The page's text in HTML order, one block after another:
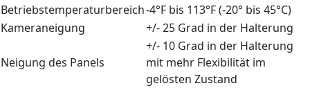
Betriebstemperaturbereich-4°F bis 113°F (-20° bis 45°C)
Kameraneigung
+/- 25 Grad in der Halterung
Neigung des Panels
+/- 10 Grad in der Halterung
mit mehr Flexibilität im
gelösten Zustand